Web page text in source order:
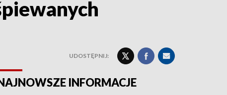
UDOSTĘPNIJ:
INFORMACJE